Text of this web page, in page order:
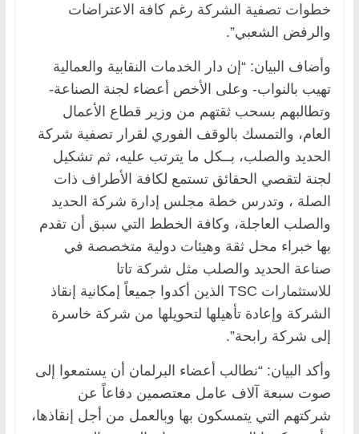
خطوات تصفية الشركة رغم كافة الاعتراضات
والرفض الشعبي”.
وأضاف البيان: “إن دار الخدمات النقابية والعمالية
تهيب بالنواب- وعلى الأخص أعضاء لجنة الصناعة-
وتطالبهم بسحب ثقتهم من وزير قطاع الأعمال
العام، والتمسك بالوقف الفوري لقرار تصفية شركة
الحديد والصلب، بــكل ما يترتب عليه، ثم تشكيل
لجنة لتقصي الحقائق تستمع لكافة الأطراف ذات
الصلة ، وتدرس خطة مجلس إدارة شركة الحديد
والصلب العاجلة، وكافة الخطط التي سبق أن تقدم
بها خبراء محل ثقة وهيئات دولية متخصصة في
صناعة الحديد والصلب مثل شركة تاتا
للاستثمارات TSC الذين أكدوا جميعاً إمكانية إنقاذ
الشركة وإعادة تأهيلها لتحويلها من شركة خاسرة
إلى شركة رابحة”.
وأكد البيان: “نطالب أعضاء البرلمان أن يستمعوا إلى
صوت سبعة آلاف عامل معتصمين دفاعاً عن
شركتهم التي يتمسكون بها وبالعمل من أجل إنقاذها،